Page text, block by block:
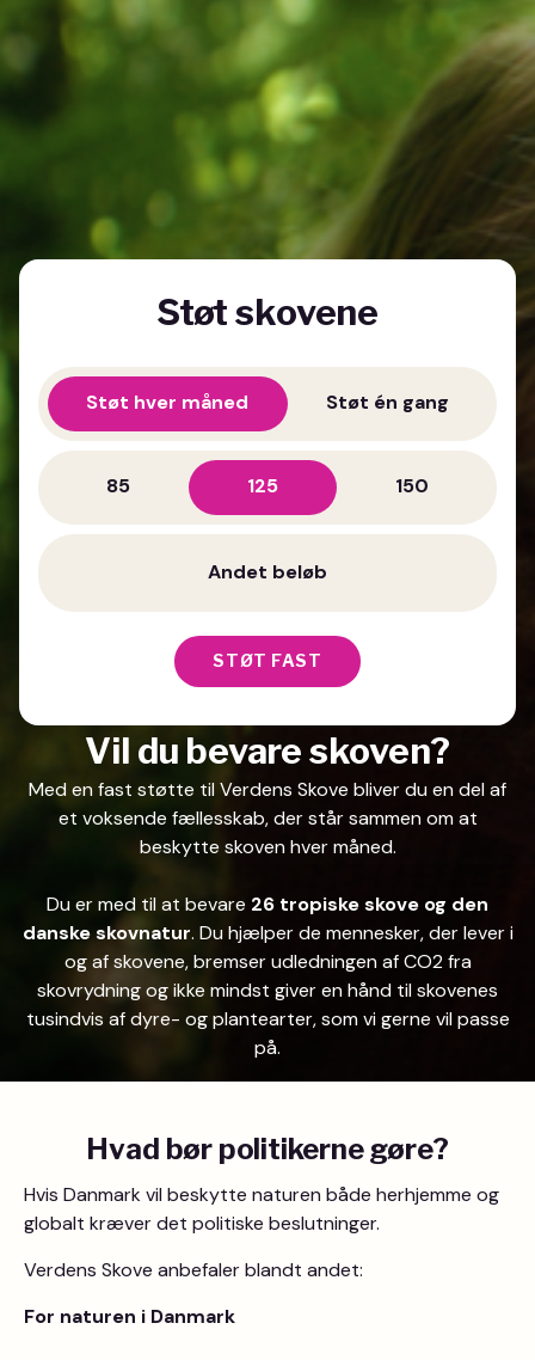
Støt skovene
Støt hver måned Støt én gang
85 125 150
STØT FAST
Vil du bevare skoven?
Med en fast støtte til Verdens Skove bliver du en del af
et voksende fællesskab, der står sammen om at
beskytte skoven hver måned.
Du er med til at bevare 26 tropiske skove og den
danske skovnatur. Du hjælper de mennesker, der lever i
og af skovene, bremser udledningen af CO2 fra
skovrydning og ikke mindst giver en hånd til skovenes
tusindvis af dyre- og plantearter, som vi gerne vil passe
på.
Hvad bør politikerne gøre?
Hvis Danmark vil beskytte naturen både herhjemme og
globalt kræver det politiske beslutninger.
Verdens Skove anbefaler blandt andet:
For naturen i Danmark